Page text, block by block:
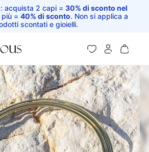
: acquista 2 capi = 30% di sconto nel
= 40% di sconto. Non si applica a
scontati e gioielli.